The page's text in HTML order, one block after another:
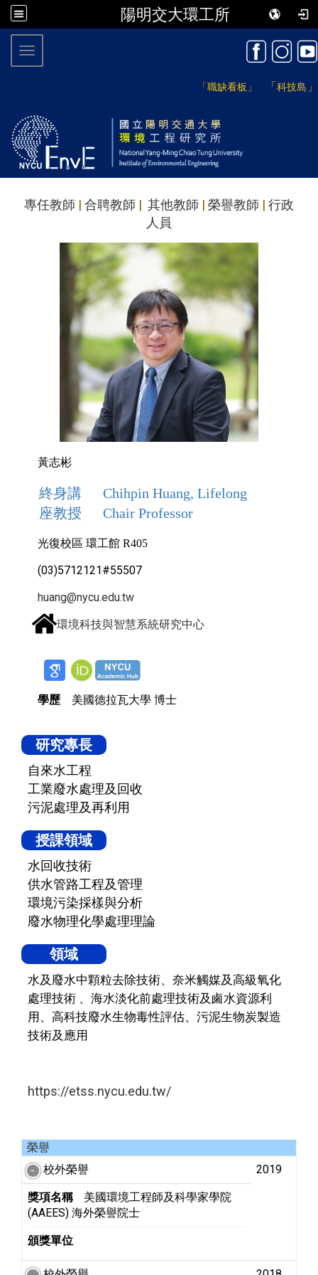
陽明交大環工所
「職缺看板」 「科技島 」
Toggle navigation
專任教師 | 合聘教師 | 其他教師 | 榮譽教師 | 行政
人員
黃志彬
終身講
座教授
Chihpin Huang, Lifelong
Chair Professor
光復校區 環工館 R405
(03)5712121#55507
huang@nycu.edu.tw
環境科技與智慧系統研究中心
學歷 美國德拉瓦大學 博士
研究專長
自來水工程
工業廢水處理及回收
污泥處理及再利用
授課領域
水回收技術
供水管路工程及管理
環境污染採樣與分析
廢水物理化學處理理論
領域
水及廢水中顆粒去除技術、奈米觸媒及高級氧化
處理技術 、海水淡化前處理技術及鹵水資源利
用、高科技廢水生物毒性評估、污泥生物炭製造
技術及應用
https://etss.nycu.edu.tw/
榮譽
校外榮譽
2019
獎項名稱
美國環境工程師及科學家學院
(AAEES) 海外榮譽院士
頒獎單位